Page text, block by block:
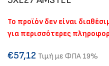
Το προϊόν δεν είναι
για περισσότερες
€57,12 Τιμή με ΦΠΑ 19%